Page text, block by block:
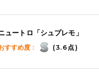
ュートロ「シュプレモ」
すすめ度 : (3.6点)